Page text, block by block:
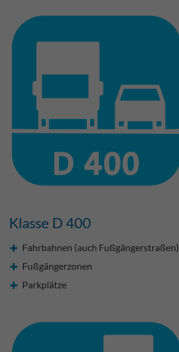
Klasse D 400
Fahrbahnen (auch Fußgängerstraßen)
Fußgängerzonen
Parkplätze